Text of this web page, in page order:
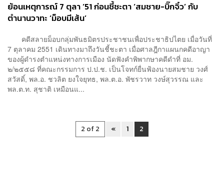
ย้อนเหตุการณ์ 7 ตุลา ‘51 ก่อนชี้ชะตา ‘สมชาย-บิ๊กจิ๋ว’ กับ
ตำนานวาทะ ‘ม็อบมีเส้น’
คดีสลายม็อบกลุ่มพันธมิตรประชาชนเพื่อประชาธิปไตย เมื่อวันที่
7 ตุลาคม 2551 เดินทางมาถึงวันชี้ชะตา เมื่อศาลฎีกาแผนกคดีอาญา
ของผู้ดำรงตำแหน่งทางการเมือง นัดฟังคำพิพากษาคดีดำที่ อม.
๒/๒๕๕๘ ที่คณะกรรมการ ป.ป.ช. เป็นโจทก์ยื่นฟ้องนายสมชาย วงศ์
สวัสดิ์, พล.อ. ชวลิต ยงใจยุทธ, พล.ต.อ. พัชรวาท วงษ์สุวรรณ และ
พล.ต.ท. สุชาติ เหมือนแ...
2 of 2 « 1 2